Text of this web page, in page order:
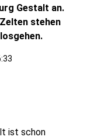
Gestalt an.
stehen
ist schon